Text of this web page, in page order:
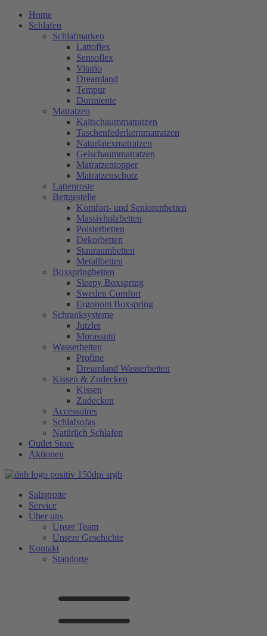
Home
Schlafen
Schlafmarken
Lattoflex
Sensoflex
Vitario
Dreamland
Tempur
Dormiente
Matratzen
Kaltschaummatratzen
Taschenfederkernmatratzen
Naturlatexmatratzen
Gelschaummatratzen
Matratzentopper
Matratzenschutz
Lattenroste
Bettgestelle
Komfort- und Seniorenbetten
Massivholzbetten
Polsterbetten
Dekorbetten
Stauraumbetten
Metallbetten
Boxspringbetten
Sleepy Boxspring
Sweden Comfort
Ergonom Boxspring
Schranksysteme
Jutzler
Morassutti
Wasserbetten
Profine
Dreamland Wasserbetten
Kissen & Zudecken
Kissen
Zudecken
Accessoires
Schlafsofas
Natürlich Schlafen
Outlet Store
Aktionen
Salzgrotte
Service
Über uns
Unser Team
Unsere Geschichte
Kontakt
Standorte